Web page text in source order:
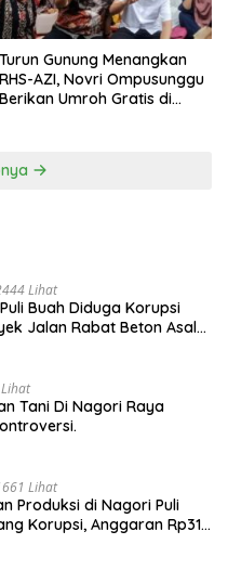
Turun Gunung Menangkan
RHS-AZI, Novri Ompusunggu
Berikan Umroh Gratis di
Lihat
Buah Diduga Korupsi
Jalan Rabat Beton Asal
Tani Di Nagori Raya
Lihat
Produksi di Nagori Puli
Korupsi, Anggaran Rp314